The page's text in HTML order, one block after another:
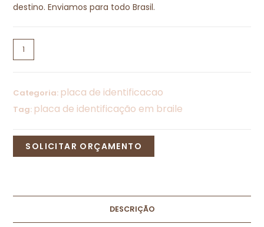
destino. Enviamos para todo Brasil.
Categoria: placa de identificacao
Tag: placa de identificação em braile
SOLICITAR ORÇAMENTO
DESCRIÇÃO